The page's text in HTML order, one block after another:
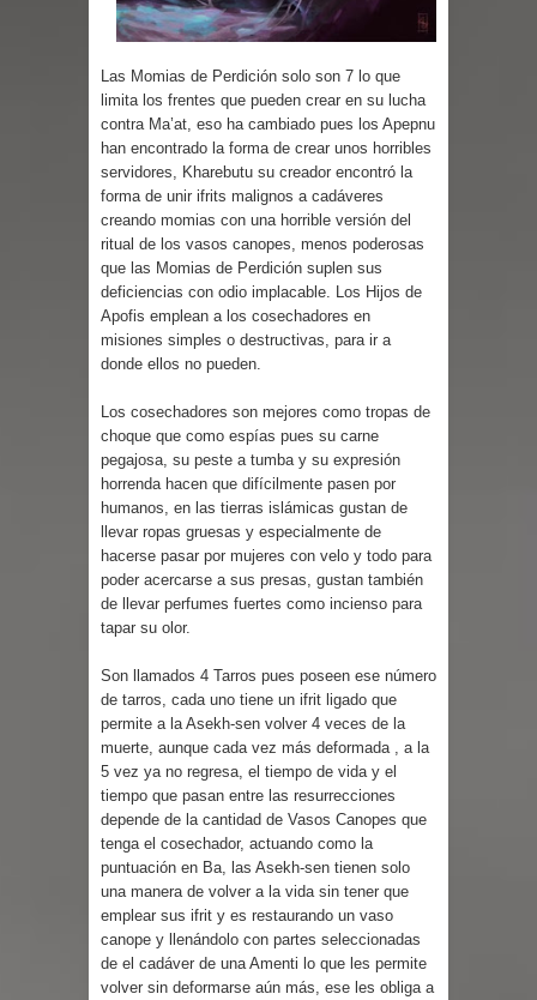
Parte 03: Reflexiones
Las Momias de Perdición solo son 7 lo que
limita los frentes que pueden crear en su lucha
contra Ma’at, eso ha cambiado pues los Apepnu
han encontrado la forma de crear unos horribles
servidores, Kharebutu su creador encontró la
forma de unir ifrits malignos a cadáveres
creando momias con una horrible versión del
ritual de los vasos canopes, menos poderosas
que las Momias de Perdición suplen sus
deficiencias con odio implacable. Los Hijos de
Apofis emplean a los cosechadores en
misiones simples o destructivas, para ir a
donde ellos no pueden.
Los cosechadores son mejores como tropas de
choque que como espías pues su carne
pegajosa, su peste a tumba y su expresión
horrenda hacen que difícilmente pasen por
humanos, en las tierras islámicas gustan de
llevar ropas gruesas y especialmente de
hacerse pasar por mujeres con velo y todo para
poder acercarse a sus presas, gustan también
de llevar perfumes fuertes como incienso para
tapar su olor.
Son llamados 4 Tarros pues poseen ese número
de tarros, cada uno tiene un ifrit ligado que
permite a la Asekh-sen volver 4 veces de la
muerte, aunque cada vez más deformada , a la
5 vez ya no regresa, el tiempo de vida y el
tiempo que pasan entre las resurrecciones
depende de la cantidad de Vasos Canopes que
tenga el cosechador, actuando como la
puntuación en Ba, las Asekh-sen tienen solo
una manera de volver a la vida sin tener que
emplear sus ifrit y es restaurando un vaso
canope y llenándolo con partes seleccionadas
de el cadáver de una Amenti lo que les permite
volver sin deformarse aún más, ese les obliga a